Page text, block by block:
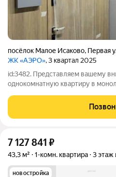
посёлок Малое Исаково, Первая
ЖК «АЭРО», 3 квартал 2025
id:3482. Представляем вашему
однокомнатную квартиру в
квартира обладает особым
площадь квартиры составляет 45
7 127 841 ₽
43,3 м² 1-комн. квартира 3 этаж
новостройка